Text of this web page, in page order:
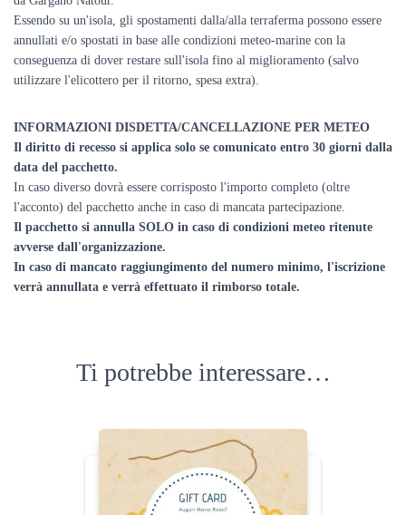
Essendo su un'isola, gli spostamenti dalla/alla terraferma possono essere
annullati e/o spostati in base alle condizioni meteo-marine con la
conseguenza di dover restare sull'isola fino al miglioramento (salvo
utilizzare l'elicottero per il ritorno, spesa extra).
INFORMAZIONI DISDETTA/CANCELLAZIONE PER METEO
Il diritto di recesso si applica solo se comunicato entro 30 giorni dalla
data del pacchetto.
In caso diverso dovrà essere corrisposto l'importo completo (oltre
l'acconto) del pacchetto anche in caso di mancata partecipazione.
Il pacchetto si annulla SOLO in caso di condizioni meteo ritenute
avverse dall'organizzazione.
In caso di mancato raggiungimento del numero minimo, l'iscrizione
verrà annullata e verrà effettuato il rimborso totale.
Ti potrebbe interessare…